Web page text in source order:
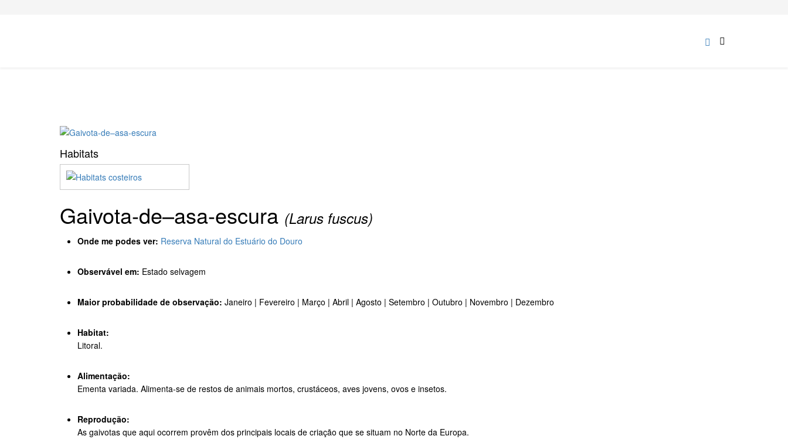
Habitats
Gaivota-de–asa-escura (Larus fuscus)
Onde me podes ver: Reserva Natural do Estuário do Douro
Observável em: Estado selvagem
Maior probabilidade de observação: Janeiro | Fevereiro | Março | Abril | Agosto | Setembro | Outubro | Novembro | Dezembro
Habitat:
Litoral.
Alimentação:
Ementa variada. Alimenta-se de restos de animais mortos, crustáceos, aves jovens, ovos e insetos.
Reprodução:
As gaivotas que aqui ocorrem provêm dos principais locais de criação que se situam no Norte da Europa.